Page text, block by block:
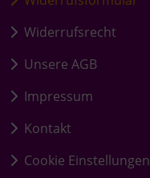
Widerrufsrecht
Unsere AGB
Impressum
Kontakt
Cookie Einstellungen